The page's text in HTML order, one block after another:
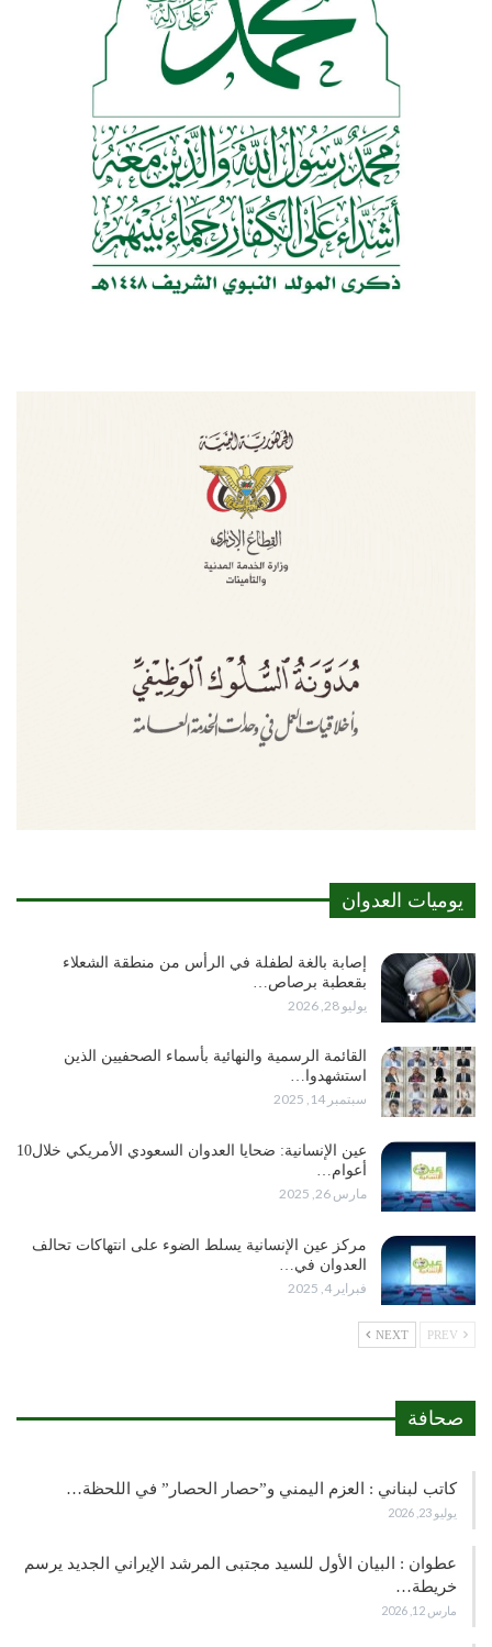
يوميات العدوان
إصابة بالغة لطفلة في الرأس من منطقة الشعلاء
بقعطبة برصاص…
يوليو 28, 2026
القائمة الرسمية والنهائية بأسماء الصحفيين الذين
استشهدوا…
سبتمبر 14, 2025
عين الإنسانية: ضحايا العدوان السعودي الأمريكي خلال10
أعوام…
مارس 26, 2025
مركز عين الإنسانية يسلط الضوء على انتهاكات تحالف
العدوان في…
فبراير 4, 2025
NEXT
صحافة
كاتب لبناني : العزم اليمني و”حصار الحصار” في اللحظة…
يوليو 23, 2026
عطوان : البيان الأول للسيد مجتبى المرشد الإيراني الجديد يرسم
خريطة…
مارس 12, 2026